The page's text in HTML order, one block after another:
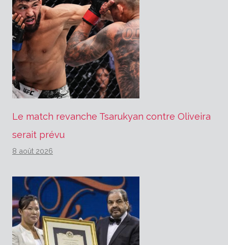
Le match revanche Tsarukyan contre Oliveira
serait prévu
8 août 2026